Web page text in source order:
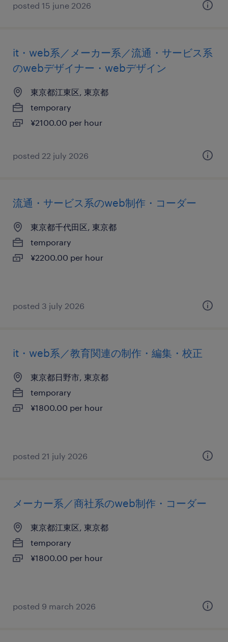
posted 15 june 2026
it・web系／メーカー系／流通・サービス系
のwebデザイナー・webデザイン
東京都江東区, 東京都
temporary
¥2100.00 per hour
posted 22 july 2026
流通・サービス系のweb制作・コーダー
東京都千代田区, 東京都
temporary
¥2200.00 per hour
posted 3 july 2026
it・web系／教育関連の制作・編集・校正
東京都日野市, 東京都
temporary
¥1800.00 per hour
posted 21 july 2026
メーカー系／商社系のweb制作・コーダー
東京都江東区, 東京都
temporary
¥1800.00 per hour
posted 9 march 2026